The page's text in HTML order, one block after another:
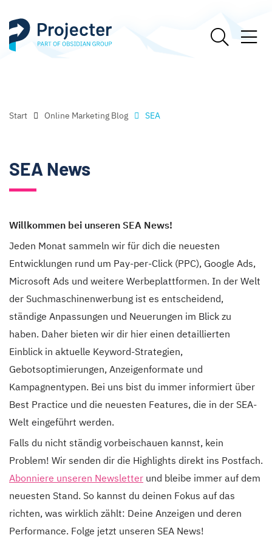
Start Online Marketing Blog SEA
SEA News
Willkommen bei unseren SEA News!
Jeden Monat sammeln wir für dich die neuesten
Entwicklungen rund um Pay-per-Click (PPC), Google Ads,
Microsoft Ads und weitere Werbeplattformen. In der Welt
der Suchmaschinenwerbung ist es entscheidend,
ständige Anpassungen und Neuerungen im Blick zu
haben. Daher bieten wir dir hier einen detaillierten
Einblick in aktuelle Keyword-Strategien,
Gebotsoptimierungen, Anzeigenformate und
Kampagnentypen. Bei uns bist du immer informiert über
Best Practice und die neuesten Features, die in der SEA-
Welt eingeführt werden.
Falls du nicht ständig vorbeischauen kannst, kein
Problem! Wir senden dir die Highlights direkt ins Postfach.
Abonniere unseren Newsletter und bleibe immer auf dem
neuesten Stand. So kannst du deinen Fokus auf das
richten, was wirklich zählt: Deine Anzeigen und deren
Performance. Folge jetzt unseren SEA News!